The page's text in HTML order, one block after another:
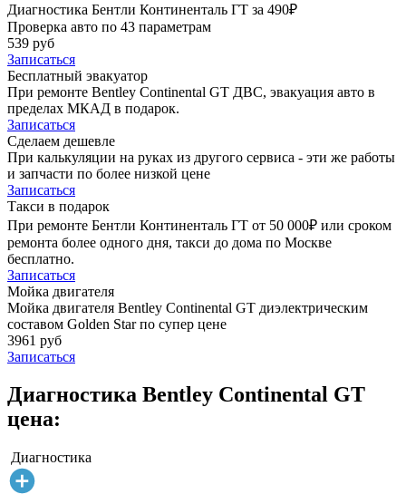
Диагностика Бентли Континенталь ГТ за 490₽
Проверка авто по 43 параметрам
539 руб
Записаться
Бесплатный эвакуатор
При ремонте Bentley Continental GT ДВС, эвакуация авто в
пределах МКАД в подарок.
Записаться
Сделаем дешевле
При калькуляции на руках из другого сервиса - эти же работы
и запчасти по более низкой цене
Записаться
Такси в подарок
При ремонте Бентли Континенталь ГТ от 50 000₽ или сроком
ремонта более одного дня, такси до дома по Москве
бесплатно.
Записаться
Мойка двигателя
Мойка двигателя Bentley Continental GT диэлектрическим
составом Golden Star по супер цене
3961 руб
Записаться
Диагностика Bentley Continental GT
цена:
Диагностика